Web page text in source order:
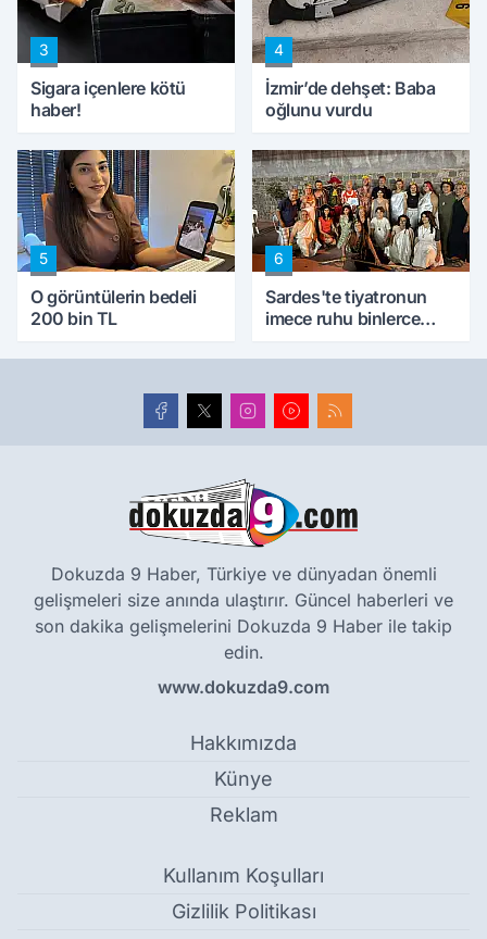
3
Sigara içenlere kötü
haber!
4
İzmir’de dehşet: Baba
oğlunu vurdu
5
O görüntülerin bedeli
200 bin TL
6
Sardes'te tiyatronun
imece ruhu binlerce
Dokuzda 9 Haber, Türkiye ve dünyadan önemli
gelişmeleri size anında ulaştırır. Güncel haberleri ve
son dakika gelişmelerini Dokuzda 9 Haber ile takip
edin.
www.dokuzda9.com
Hakkımızda
Künye
Reklam
Kullanım Koşulları
Gizlilik Politikası